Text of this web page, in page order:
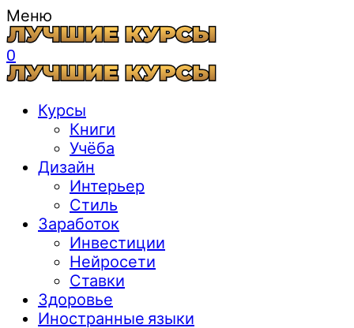
Меню
0
Курсы
Книги
Учёба
Дизайн
Интерьер
Стиль
Заработок
Инвестиции
Нейросети
Ставки
Здоровье
Иностранные языки